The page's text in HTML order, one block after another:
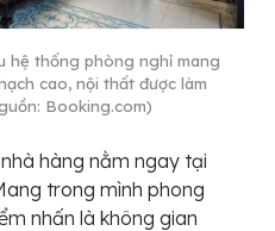
hệ thống phòng nghỉ mang
cao, nội thất được làm
Booking.com)
hàng nằm ngay tại
trong mình phong
nhấn là không gian